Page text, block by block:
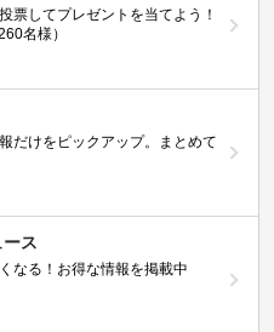
票してプレゼントを当てよう！
名様）
だけをピックアップ。まとめて
ス
なる！お得な情報を掲載中